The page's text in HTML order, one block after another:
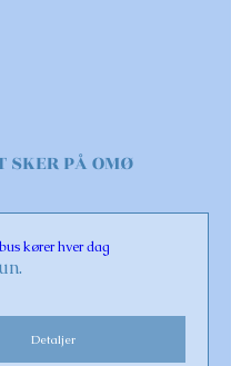
SKER PÅ OMØ
kører hver dag
Detaljer